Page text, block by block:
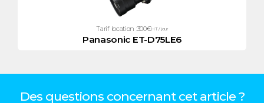
Tarif location :300€HT / jour
Panasonic ET-D75LE6
Des questions concernant cet article ?